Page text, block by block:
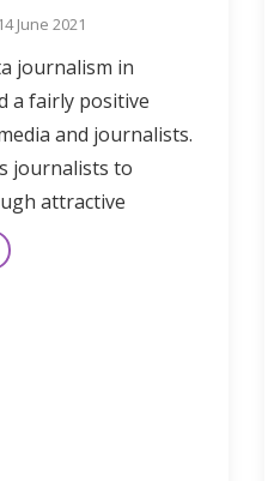
14 June 2021
journalism in
a fairly positive
and journalists.
journalists to
attractive